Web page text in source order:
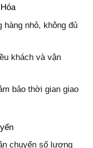
nhỏ, không đủ
khách và vận
bảo thời gian giao
chuyển số lượng